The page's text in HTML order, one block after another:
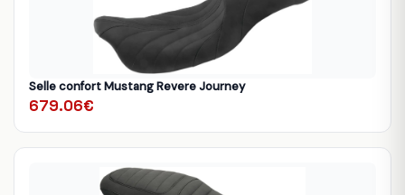
Selle confort Mustang Revere Journey
679.06€